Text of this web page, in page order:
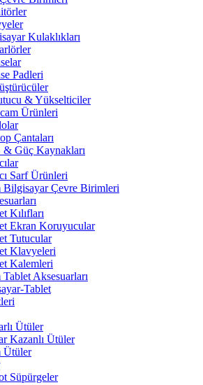
Kulaklıkları
Padleri
& Yükselticiler
Ürünleri
Çantaları
& Güç Kaynakları
Sarf Ürünleri
Bilgisayar Çevre Birimleri
Kılıfları
Ekran Koruyucular
Tutucular
Klavyeleri
Kalemleri
Aksesuarları
Tablet
Ütüler
Kazanlı Ütüler
Ütüler
Süpürgeler